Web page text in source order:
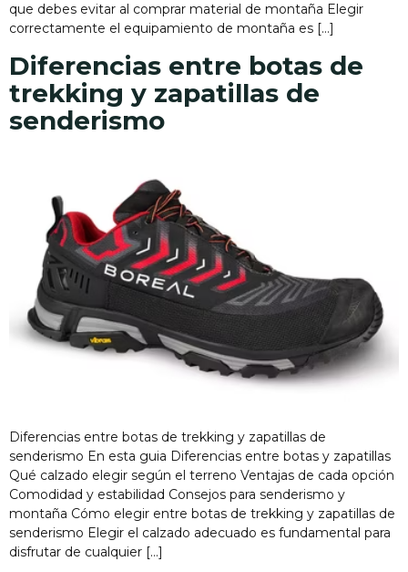
que debes evitar al comprar material de montaña Elegir
correctamente el equipamiento de montaña es […]
Diferencias entre botas de
trekking y zapatillas de
senderismo
Diferencias entre botas de trekking y zapatillas de
senderismo En esta guia Diferencias entre botas y zapatillas
Qué calzado elegir según el terreno Ventajas de cada opción
Comodidad y estabilidad Consejos para senderismo y
montaña Cómo elegir entre botas de trekking y zapatillas de
senderismo Elegir el calzado adecuado es fundamental para
disfrutar de cualquier […]